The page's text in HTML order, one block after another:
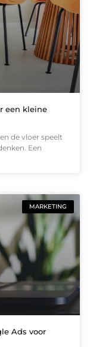
een kleine
de vloer speelt
Een
MARKETING
Ads voor